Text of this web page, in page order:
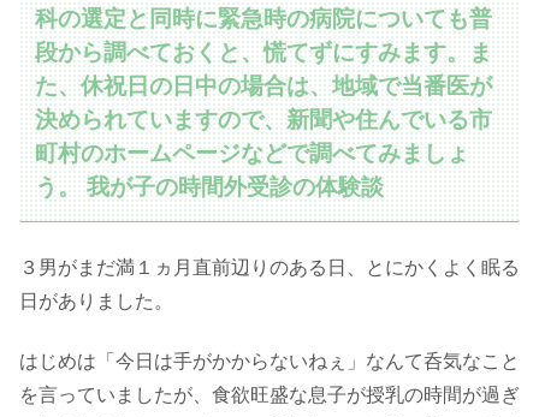
科の選定と同時に緊急時の病院についても普
段から調べておくと、慌てずにすみます。ま
た、休祝日の日中の場合は、地域で当番医が
決められていますので、新聞や住んでいる市
町村のホームページなどで調べてみましょ
う。 我が子の時間外受診の体験談
３男がまだ満１ヵ月直前辺りのある日、とにかくよく眠る
日がありました。
はじめは「今日は手がかからないねぇ」なんて呑気なこと
を言っていましたが、食欲旺盛な息子が授乳の時間が過ぎ